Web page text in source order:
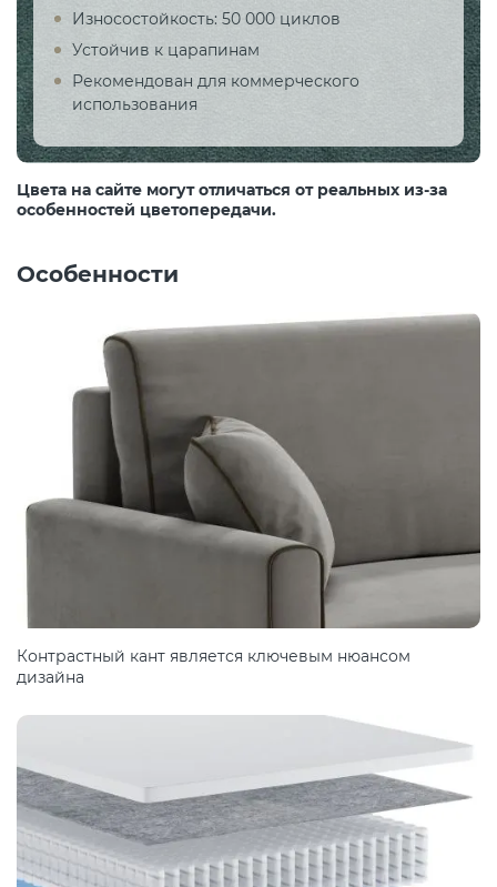
Износостойкость: 50 000 циклов
Устойчив к царапинам
Рекомендован для коммерческого
использования
Цвета на сайте могут отличаться от реальных из-за
особенностей цветопередачи.
Особенности
Контрастный кант является ключевым нюансом
дизайна